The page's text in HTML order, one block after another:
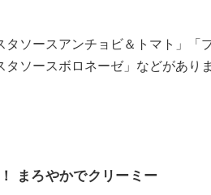
ソースアンチョビ＆トマト」「
ソースボロネーゼ」などがありま
まろやかでクリーミー